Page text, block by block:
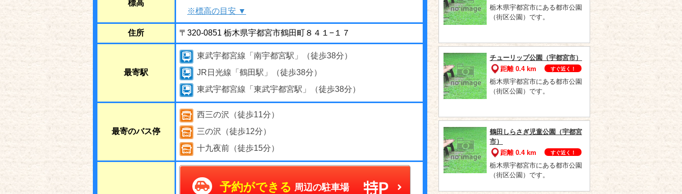
標高
※標高の目安 ▼
住所 〒320-0851 栃木県宇都宮市鶴田町８４１−１７
最寄駅
東武宇都宮線「南宇都宮駅」（徒歩38分）
JR日光線「鶴田駅」（徒歩38分）
東武宇都宮線「東武宇都宮駅」（徒歩38分）
最寄のバス停
西三の沢（徒歩11分）
三の沢（徒歩12分）
十九夜前（徒歩15分）
予約ができる 周辺の駐車場
栃木県宇都宮市にある都市公園
（街区公園）です。
チューリップ公園（宇都宮市）
距離 0.4 km
すぐ近く！
栃木県宇都宮市にある都市公園
（街区公園）です。
鶴田しらさぎ児童公園（宇都宮
市）
距離 0.4 km
すぐ近く！
栃木県宇都宮市にある都市公園
（街区公園）です。